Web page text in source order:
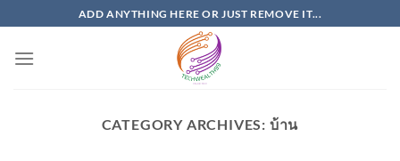
to
content
ADD ANYTHING HERE OR JUST REMOVE IT...
CATEGORY ARCHIVES: บ้าน